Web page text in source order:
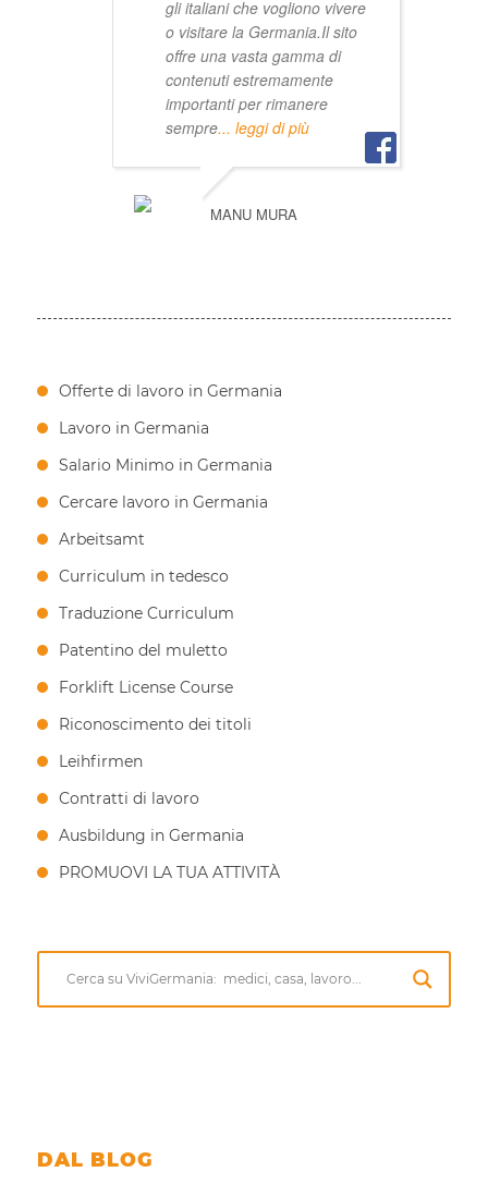
gli italiani che vogliono vivere
o visitare la Germania.Il sito
offre una vasta gamma di
contenuti estremamente
importanti per rimanere
sempre... leggi di più
MANU MURA
Offerte di lavoro in Germania
Lavoro in Germania
Salario Minimo in Germania
Cercare lavoro in Germania
Arbeitsamt
Curriculum in tedesco
Traduzione Curriculum
Patentino del muletto
Forklift License Course
Riconoscimento dei titoli
Leihfirmen
Contratti di lavoro
Ausbildung in Germania
PROMUOVI LA TUA ATTIVITÀ
DAL BLOG